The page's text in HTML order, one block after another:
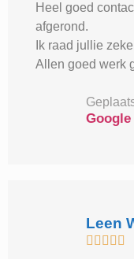
Heel goed
afgerond.
Ik raad jullie
Allen goed werk
Google
Leen
    